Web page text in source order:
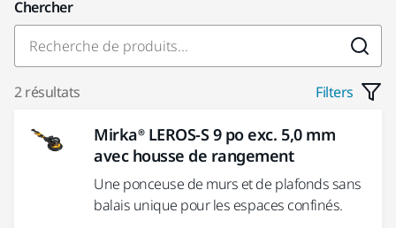
Chercher
2 résultats Filters
Mirka® LEROS-S 9 po exc. 5,0 mm
avec housse de rangement
Une ponceuse de murs et de plafonds sans
balais unique pour les espaces confinés.